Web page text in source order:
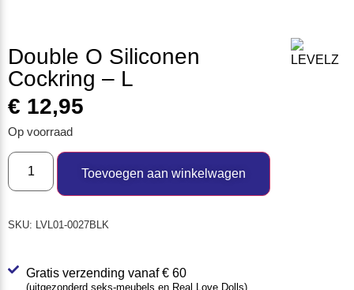
Double O Siliconen
Cockring – L
€ 12,95
Op voorraad
Toevoegen aan winkelwagen
SKU: LVL01-0027BLK
Gratis verzending vanaf € 60
(uitgezonderd seks-meubels en Real Love Dolls)